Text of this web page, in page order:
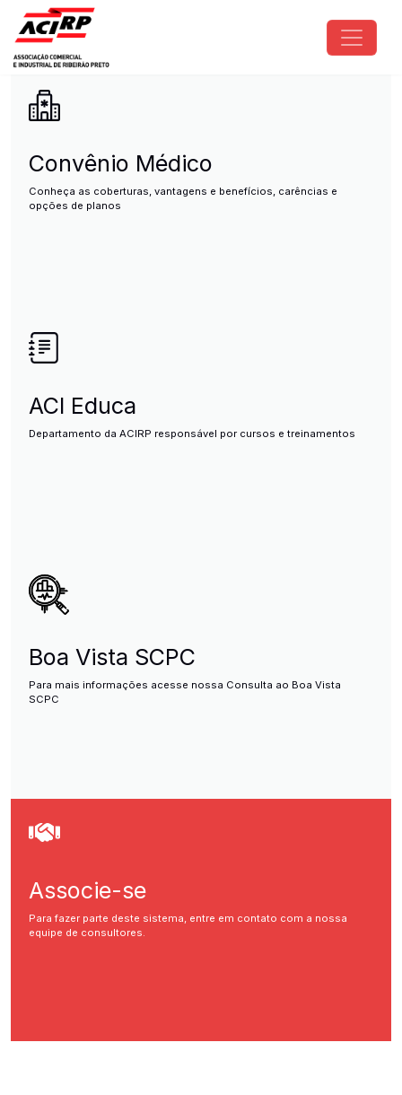
Pular para o conteúdo principal
ACIRP - Associação Comercial
Convênio Médico
Conheça as coberturas, vantagens e benefícios, carências e
opções de planos
ACI Educa
Departamento da ACIRP responsável por cursos e treinamentos
Boa Vista SCPC
Para mais informações acesse nossa Consulta ao Boa Vista
SCPC
Associe-se
Para fazer parte deste sistema, entre em contato com a nossa
equipe de consultores.